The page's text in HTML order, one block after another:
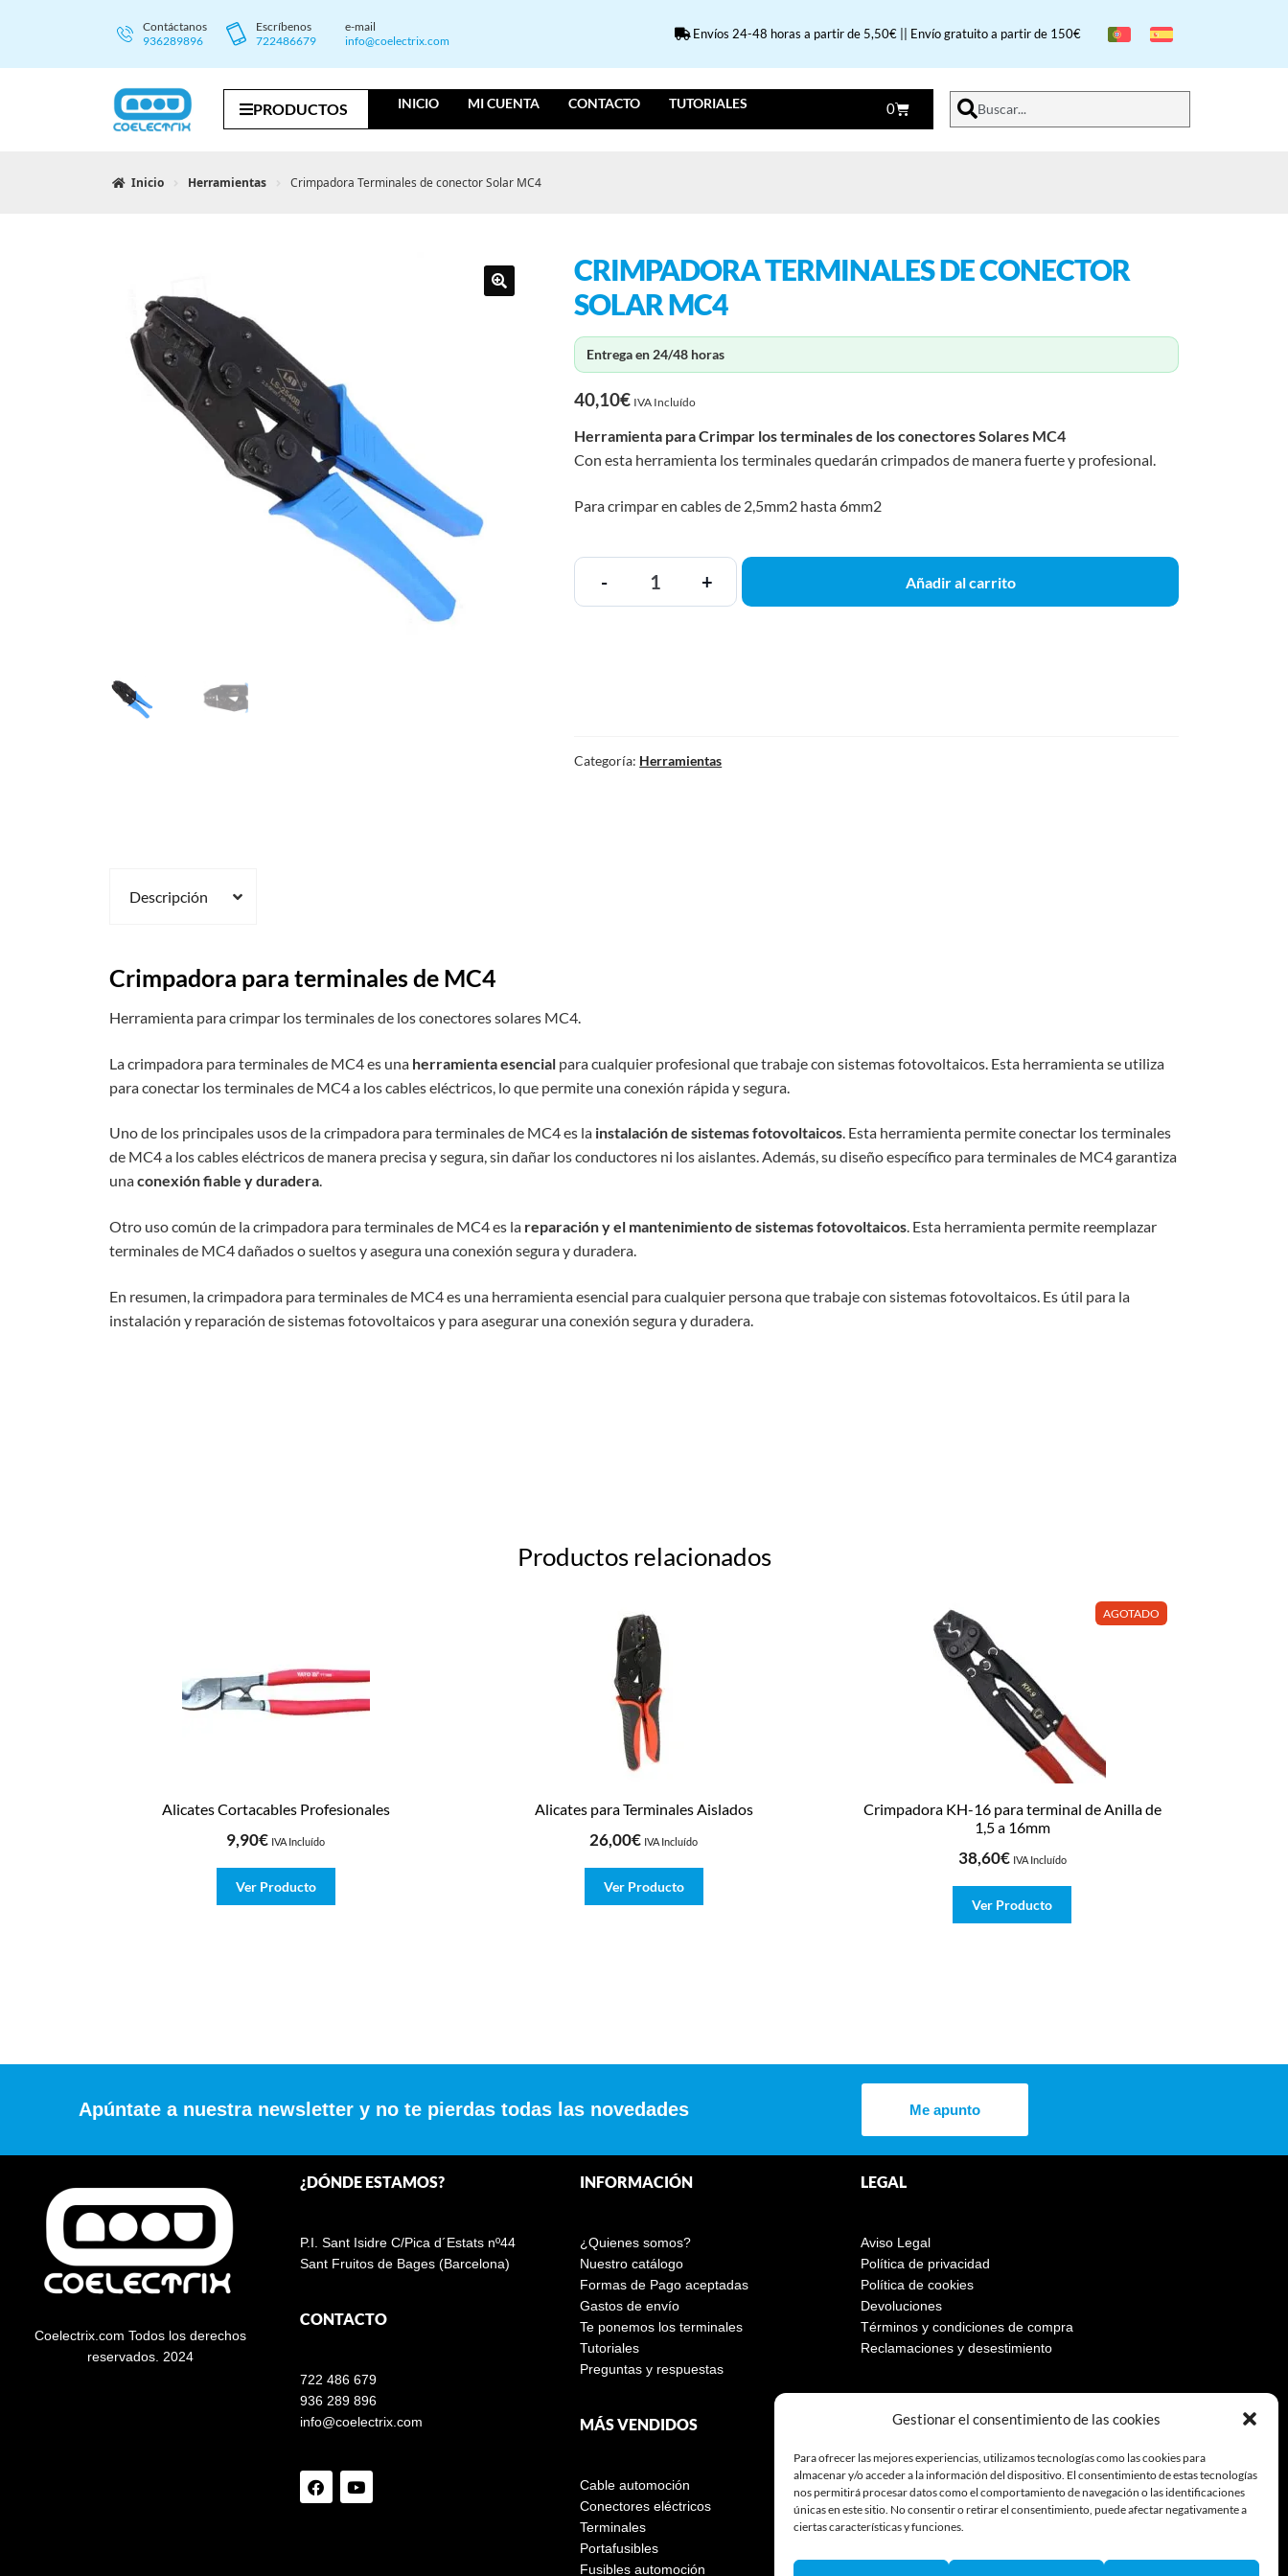
Gestionar el consentimiento de las cookies
Para ofrecer las mejores experiencias, utilizamos tecnologías como las cookies para
almacenar y/o acceder a la información del dispositivo. El consentimiento de estas tecnologías
nos permitirá procesar datos como el comportamiento de navegación o las identificaciones
únicas en este sitio. No consentir o retirar el consentimiento, puede afectar negativamente a
ciertas características y funciones.
Contáctanos
936289896
Escríbenos
722486679
e-mail
info@coelectrix.com
Envíos 24-48 horas a partir de 5,50€ || Envío gratuito a partir de 150€
PRODUCTOS INICIO MI CUENTA CONTACTO TUTORIALES 0 Buscar...
Inicio Herramientas Crimpadora Terminales de conector Solar MC4
CRIMPADORA TERMINALES DE CONECTOR
SOLAR MC4
Entrega en 24/48 horas
40,10€ IVA Incluído
Herramienta para Crimpar los terminales de los conectores Solares MC4
Con esta herramienta los terminales quedarán crimpados de manera fuerte y profesional.
Para crimpar en cables de 2,5mm2 hasta 6mm2
- + Añadir al carrito
Categoría: Herramientas
Descripción
Crimpadora para terminales de MC4
Herramienta para crimpar los terminales de los conectores solares MC4.
La crimpadora para terminales de MC4 es una herramienta esencialpara cualquier profesional que trabaje con sistemas fotovoltaicos. Esta herramienta se utiliza
para conectar los terminales de MC4 a los cables eléctricos, lo que permite una conexión rápida y segura.
Uno de los principales usos de la crimpadora para terminales de MC4 es la instalación de sistemas fotovoltaicos. Esta herramienta permite conectar los terminales
de MC4 a los cables eléctricos de manera precisa y segura, sin dañar los conductores ni los aislantes. Además, su diseño específico para terminales de MC4 garantiza
unaconexión fiable y duradera.
Otro uso común de la crimpadora para terminales de MC4 es la reparación y el mantenimiento de sistemas fotovoltaicos. Esta herramienta permite reemplazar
terminales de MC4 dañados o sueltos y asegura una conexión segura y duradera.
En resumen, la crimpadora para terminales de MC4 es una herramienta esencial para cualquier persona que trabaje con sistemas fotovoltaicos. Es útil para la
instalación y reparación de sistemas fotovoltaicos y para asegurar una conexión segura y duradera.
Productos relacionados
Alicates Cortacables Profesionales
9,90€ IVA Incluído
Ver Producto
Alicates para Terminales Aislados
26,00€ IVA Incluído
Ver Producto
AGOTADO
Crimpadora KH-16 para terminal de Anilla de
1,5 a 16mm
38,60€ IVA Incluído
Ver Producto
Apúntate a nuestra newsletter y no te pierdas todas las novedades Me apunto
Coelectrix.com Todos los derechos
reservados. 2024
¿DÓNDE ESTAMOS?
P.I. Sant Isidre C/Pica d´Estats nº44
Sant Fruitos de Bages (Barcelona)
CONTACTO
722 486 679
936 289 896
info@coelectrix.com
INFORMACIÓN
¿Quienes somos?
Nuestro catálogo
Formas de Pago aceptadas
Gastos de envío
Te ponemos los terminales
Tutoriales
Preguntas y respuestas
MÁS VENDIDOS
Cable automoción
Conectores eléctricos
Terminales
Portafusibles
Fusibles automoción
LEGAL
Aviso Legal
Política de privacidad
Política de cookies
Devoluciones
Términos y condiciones de compra
Reclamaciones y desestimiento